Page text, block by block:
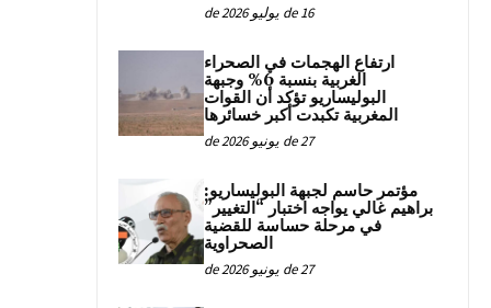
16 de يوليو de 2026
ارتفاع الهجمات في الصحراء
الغربية بنسبة 6% وجبهة
البوليساريو تؤكد أن القوات
المغربية تكبدت أكبر خسائرها
27 de يونيو de 2026
مؤتمر حاسم لجبهة البوليساريو:
براهيم غالي يواجه اختبار “التغيير”
في مرحلة حساسة للقضية
الصحراوية
27 de يونيو de 2026